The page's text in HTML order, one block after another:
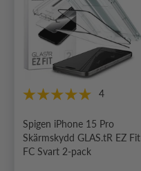
4
Spigen iPhone 15 Pro
Skärmskydd GLAS.tR EZ Fit
FC Svart 2-pack